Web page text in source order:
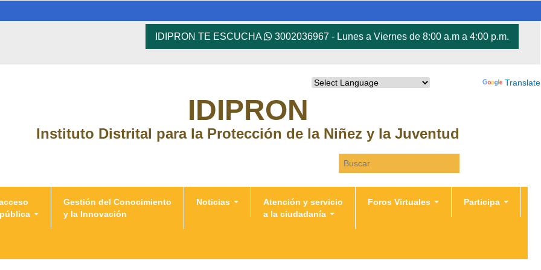
IDIPRON TE ESCUCHA 3002036967 - Lunes a Viernes de 8:00 a.m a 4:00 p.m.
Translate
Search this site
IDIPRON
Instituto Distrital para la Protección de la Niñez y la Juventud
Gestión del Conocimiento
y la Innovación
Noticias
Atención y servicio
a la ciudadanía
Foros Virtuales Participa